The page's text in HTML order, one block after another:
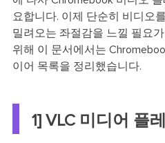
요합니다. 이제 단순히 비디오
밀려오는 좌절감을 느낄 필요
위해 이 문서에서는
이어 목록을 정리했습니다.
1] VLC 미디어 플